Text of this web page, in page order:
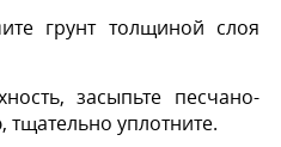
грунт толщиной слоя
засыпьте песчано-
уплотните.